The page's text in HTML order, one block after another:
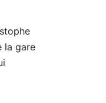
la gare